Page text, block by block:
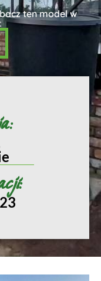
ten model w